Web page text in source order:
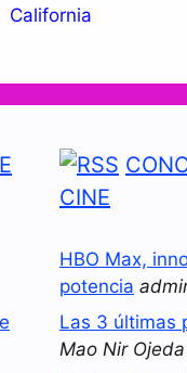
California
CINE
HBO Max,
potencia
Las 3 últimas
Mao Nir Ojeda